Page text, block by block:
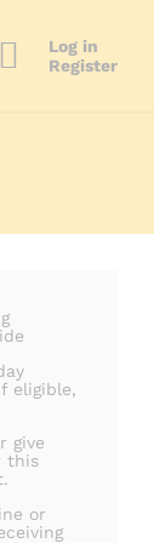
Log in
Register
eligible,
give
this
or